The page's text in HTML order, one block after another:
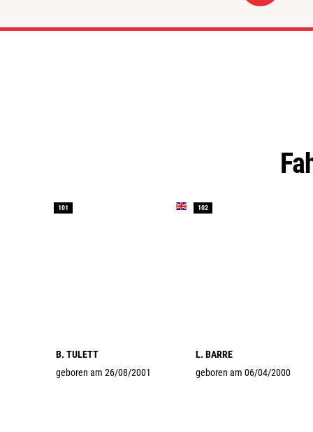
101
B. TULETT
geboren am 26/08/2001
102
L. BARRE
geboren am 06/04/2000